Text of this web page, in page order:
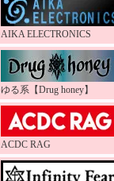
AIKA ELECTRONICS
ゆる系【Drug honey】
ACDC RAG